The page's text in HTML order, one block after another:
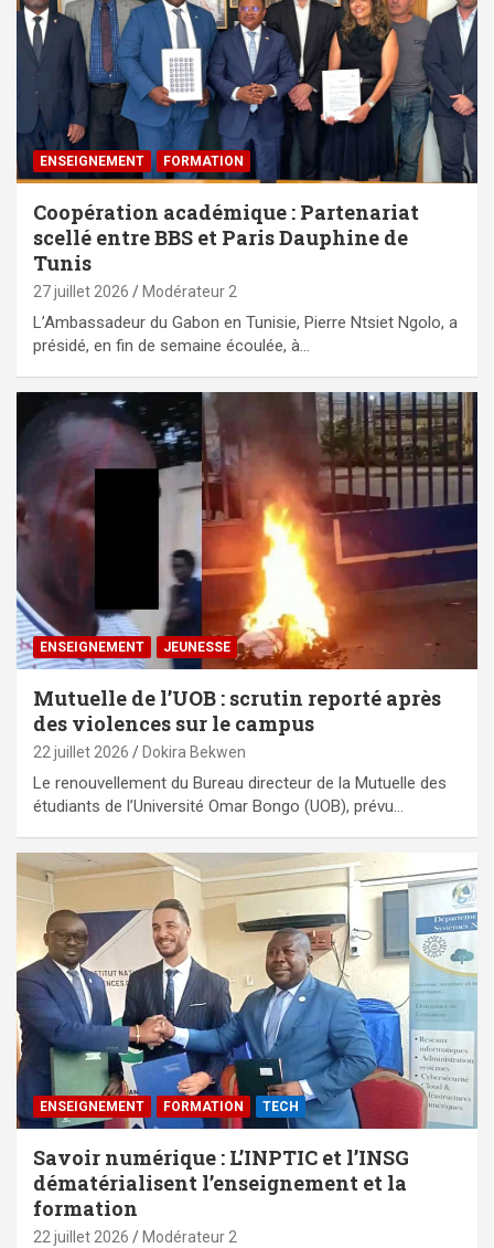
ENSEIGNEMENT FORMATION
Coopération académique : Partenariat
scellé entre BBS et Paris Dauphine de
Tunis
27 juillet 2026 Modérateur 2
L’Ambassadeur du Gabon en Tunisie, Pierre Ntsiet Ngolo, a
présidé, en fin de semaine écoulée, à…
ENSEIGNEMENT JEUNESSE
Mutuelle de l’UOB : scrutin reporté après
des violences sur le campus
22 juillet 2026 Dokira Bekwen
Le renouvellement du Bureau directeur de la Mutuelle des
étudiants de l’Université Omar Bongo (UOB), prévu…
ENSEIGNEMENT FORMATION TECH
Savoir numérique : L’INPTIC et l’INSG
dématérialisent l’enseignement et la
formation
22 juillet 2026 Modérateur 2